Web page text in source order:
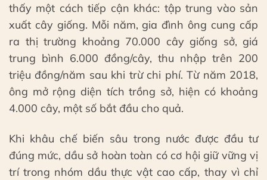
thấy một cách tiếp cận khác: tập trung vào sản
xuất cây giống. Mỗi năm, gia đình ông cung cấp
ra thị trường khoảng 70.000 cây giống sở, giá
trung bình 6.000 đồng/cây, thu nhập trên 200
triệu đồng/năm sau khi trừ chi phí. Từ năm 2018,
ông mở rộng diện tích trồng sở, hiện có khoảng
4.000 cây, một số bắt đầu cho quả.
Khi khâu chế biến sâu trong nước được đầu tư
đúng mức, dầu sở hoàn toàn có cơ hội giữ vững vị
trí trong nhóm dầu thực vật cao cấp, thay vì chỉ